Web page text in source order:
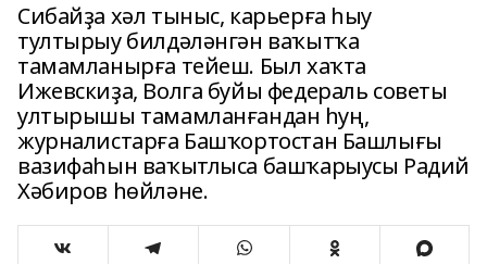
Сибайҙа хәл тыныс, карьерға һыу
тултырыу билдәләнгән ваҡытҡа
тамамланырға тейеш. Был хаҡта
Ижевскиҙа, Волга буйы федераль советы
ултырышы тамамланғандан һуң,
журналистарға Башҡортостан Башлығы
вазифаһын ваҡытлыса башҡарыусы Радий
Хәбиров һөйләне.